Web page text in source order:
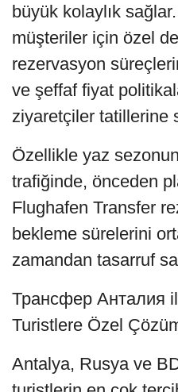
büyük kolaylık
müşteriler için özel
rezervasyon
ve şeffaf fiyat
ziyaretçiler tatillerine
Özellikle yaz
trafiğinde, önceden
Flughafen Transfer
bekleme sürelerini
zamandan tasarruf
Трансфер Анталия
Turistlere Özel
Antalya, Rusya ve